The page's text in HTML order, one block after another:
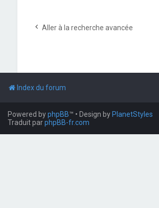
Aller à la recherche avancée
Index du forum
Powered byphpBB™ • Design by PlanetStyles
Traduit parphpBB-fr.com